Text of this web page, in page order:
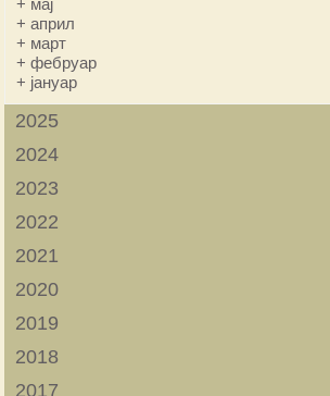
+ мај
+април
+ март
+фебруар
+ јануар
2025
2024
2023
2022
2021
2020
2019
2018
2017